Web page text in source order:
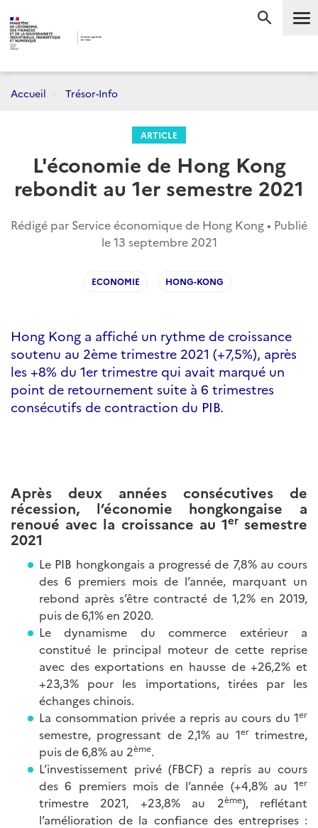
Accueil Trésor-Info
ARTICLE
L'économie de Hong Kong
rebondit au 1er semestre 2021
Rédigé par Service économique de Hong Kong • Publié
le13 septembre 2021
ECONOMIE HONG-KONG
Hong Kong a affiché un rythme de croissance
soutenu au 2ème trimestre 2021 (+7,5%), après
les +8% du 1er trimestre qui avait marqué un
point de retournement suite à 6 trimestres
consécutifs de contraction du PIB.
Après deux années consécutives de
récession, l’économie hongkongaise a
renoué avec la croissance au 1ersemestre
2021
Le PIB hongkongais a progressé de 7,8% au cours
des 6 premiers mois de l’année, marquant un
rebond après s’être contracté de 1,2% en 2019,
puis de 6,1% en 2020.
Le dynamisme du commerce extérieur a
constitué le principal moteur de cette reprise
avec des exportations en hausse de +26,2% et
+23,3% pour les importations, tirées par les
échanges chinois.
La consommation privée a repris au cours du 1er
semestre, progressant de 2,1% au 1ertrimestre,
puis de 6,8% au 2ème.
L’investissement privé (FBCF) a repris au cours
des 6 premiers mois de l’année (+4,8% au 1er
trimestre 2021, +23,8% au 2ème), reflétant
l’amélioration de la confiance des entreprises :